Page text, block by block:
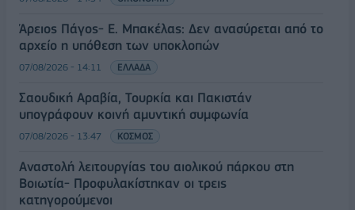
Άρειος Πάγος- Ε. Μπακέλας: Δεν ανασύρεται από το
αρχείο η υπόθεση των υποκλοπών
07/08/2026 - 14:11 ΕΛΛΑΔΑ
Σαουδική Αραβία, Τουρκία και Πακιστάν
υπογράφουν κοινή αμυντική συμφωνία
07/08/2026 - 13:47 ΚΟΣΜΟΣ
Αναστολή λειτουργίας του αιολικού πάρκου στη
Βοιωτία- Προφυλακίστηκαν οι τρεις
κατηγορούμενοι